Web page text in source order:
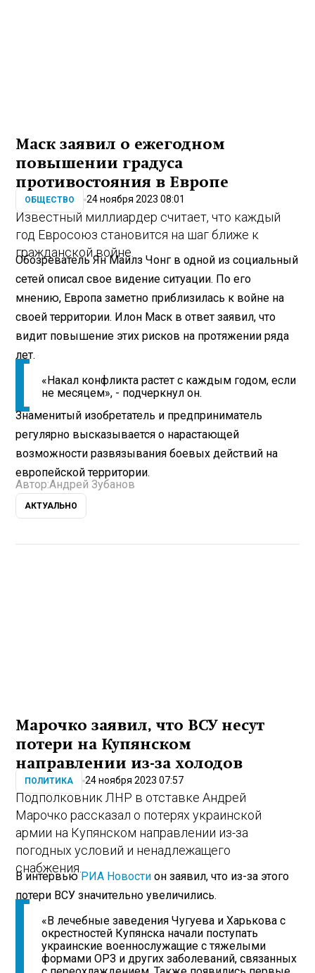
Маск заявил о ежегодном
повышении градуса
противостояния в Европе
ОБЩЕСТВО 24 ноября 2023 08:01
Известный миллиардер считает, что каждый
год Евросоюз становится на шаг ближе к
гражданской войне.
Обозреватель Ян Майлз Чонг в одной из социальный
сетей описал свое видение ситуации. По его
мнению, Европа заметно приблизилась к войне на
своей территории. Илон Маск в ответ заявил, что
видит повышение этих рисков на протяжении ряда
лет.
«Накал конфликта растет с каждым годом, если
не месяцем», - подчеркнул он.
Знаменитый изобретатель и предприниматель
регулярно высказывается о нарастающей
возможности развязывания боевых действий на
европейской территории.
Автор:Андрей Зубанов
АКТУАЛЬНО
Марочко заявил, что ВСУ несут
потери на Купянском
направлении из-за холодов
ПОЛИТИКА 24 ноября 2023 07:57
Подполковник ЛНР в отставке Андрей
Марочко рассказал о потерях украинской
армии на Купянском направлении из-за
погодных условий и ненадлежащего
снабжения.
В интервьюРИА Новости он заявил, что из-за этого
потери ВСУ значительно увеличились.
«В лечебные заведения Чугуева и Харькова с
окрестностей Купянска начали поступать
украинские военнослужащие с тяжелыми
формами ОРЗ и других заболеваний, связанных